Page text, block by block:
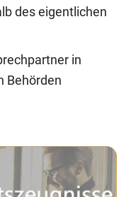
des eigentlichen
in
Behörden